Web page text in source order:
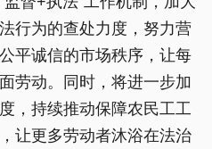
行为的查处力度，努力营
平诚信的市场秩序，让每
劳动。同时，将进一步加
，持续推动保障农民工工
让更多劳动者沐浴在法治